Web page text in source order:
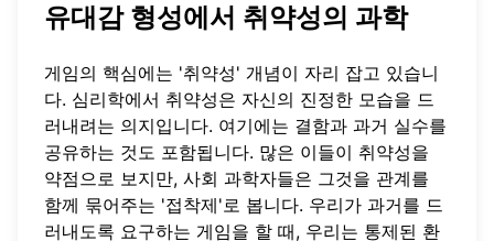
유대감 형성에서 취약성의 과학
게임의 핵심에는 '취약성' 개념이 자리 잡고 있습니
다. 심리학에서 취약성은 자신의 진정한 모습을 드
러내려는 의지입니다. 여기에는 결함과 과거 실수를
공유하는 것도 포함됩니다. 많은 이들이 취약성을
약점으로 보지만, 사회 과학자들은 그것을 관계를
함께 묶어주는 '접착제'로 봅니다. 우리가 과거를 드
러내도록 요구하는 게임을 할 때, 우리는 통제된 환